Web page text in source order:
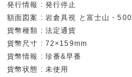
発行情報 : 発行停止
額面図案 : 岩倉具視 と富士山・500
貨幣種類 : 法定通貨
貨幣尺寸 : 72×159mm
貨幣情報 : 珍番&早番
貨幣状態 : 未使用